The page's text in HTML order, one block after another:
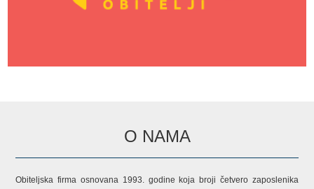
O NAMA
Obiteljska firma osnovana 1993. godine koja broji četvero zaposlenika